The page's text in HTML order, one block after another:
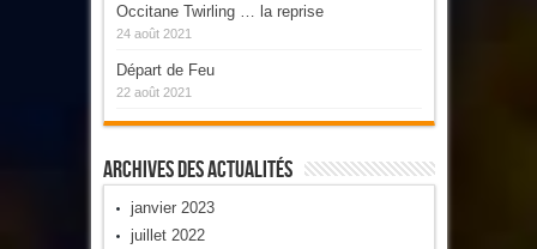
Occitane Twirling … la reprise
24 août 2021
Départ de Feu
22 août 2021
Archives Des Actualités
janvier 2023
juillet 2022